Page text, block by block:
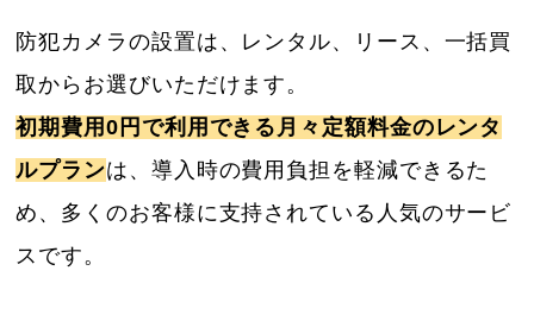
防犯カメラの設置は、レンタル、リース、一括買
取からお選びいただけます。
初期費用0円で利用できる月々定額料金のレンタ
ルプランは、導入時の費用負担を軽減できるた
め、多くのお客様に支持されている人気のサービ
スです。